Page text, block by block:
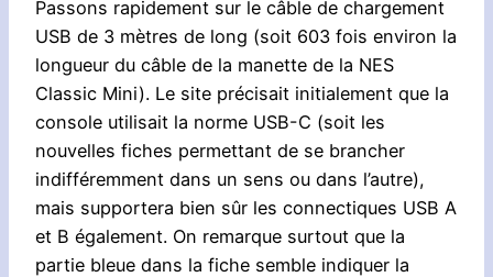
Passons rapidement sur le câble de chargement
USB de 3 mètres de long (soit 603 fois environ la
longueur du câble de la manette de la NES
Classic Mini). Le site précisait initialement que la
console utilisait la norme USB-C (soit les
nouvelles fiches permettant de se brancher
indifféremment dans un sens ou dans l’autre),
mais supportera bien sûr les connectiques USB A
et B également. On remarque surtout que la
partie bleue dans la fiche semble indiquer la